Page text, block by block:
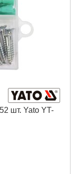
шт. Yato YT-